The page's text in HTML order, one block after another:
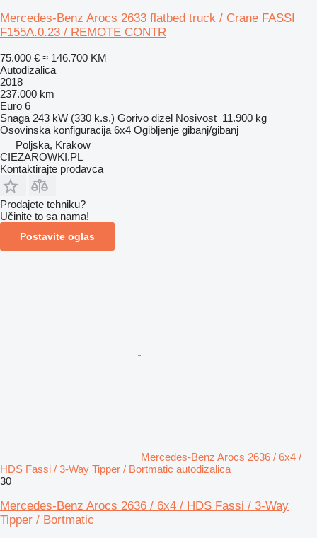
Mercedes-Benz Arocs 2633 flatbed truck / Crane FASSI
F155A.0.23 / REMOTE CONTR
75.000 € ≈ 146.700 KM
Autodizalica
2018
237.000 km
Euro 6
Snaga 243 kW (330 k.s.) Gorivo dizel Nosivost 11.900 kg
Osovinska konfiguracija 6x4 Ogibljenje gibanj/gibanj
Poljska, Krakow
CIEZAROWKI.PL
Kontaktirajte prodavca
Prodajete tehniku?
Učinite to sa nama!
Postavite oglas
Mercedes-Benz Arocs 2636 / 6x4 /
HDS Fassi / 3-Way Tipper / Bortmatic autodizalica
30
Mercedes-Benz Arocs 2636 / 6x4 / HDS Fassi / 3-Way
Tipper / Bortmatic